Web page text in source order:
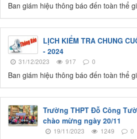
Ban giám hiệu thông báo đến toàn thể
LỊCH KIỂM TRA CHUNG
- 2024
31/12/2023 917 0
Ban giám hiệu thông báo đến toàn thể
Trường THPT Đỗ Công
chào mừng ngày 20/11
19/11/2023 1249 0